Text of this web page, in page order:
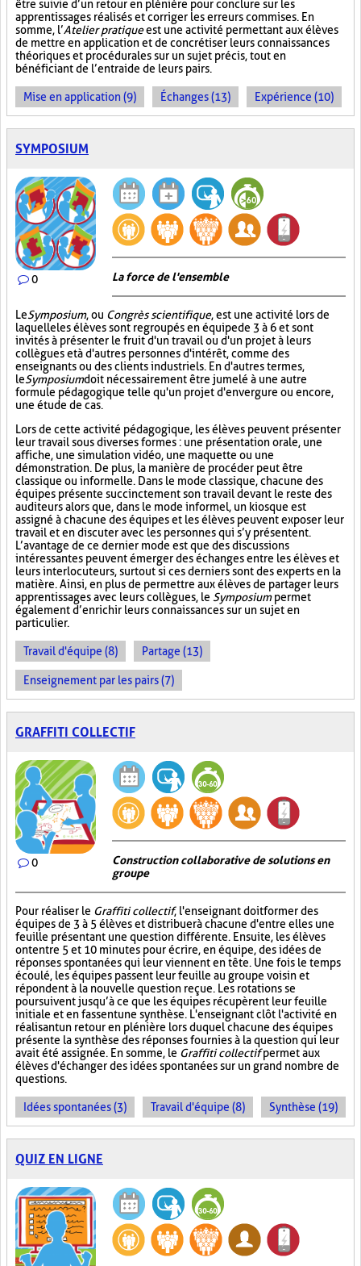
être suivie d’un retour en plénière pour conclure sur les
apprentissages réalisés et corriger les erreurs commises. En
somme, l’Atelier pratiqueest une activité permettant aux élèves
de mettre en application et de concrétiser leurs connaissances
théoriques et procédurales sur un sujet précis, tout en
bénéficiant de l’entraide de leurs pairs.
Mise en application (9) Échanges (13) Expérience (10)
SYMPOSIUM
0 La force de l'ensemble
LeSymposium, ou Congrès scientifique, est une activité lors de
laquelle les élèves sont regroupés en équipe de 3 à 6 et sont
invités à présenter le fruit d'un travail ou d'un projet à leurs
collègues et à d'autres personnes d'intérêt, comme des
enseignants ou des clients industriels. En d'autres termes,
leSymposiumdoit nécessairement être jumelé à une autre
formule pédagogique telle qu'un projet d'envergure ou encore,
une étude de cas.
Lors de cette activité pédagogique, les élèves peuvent présenter
leur travail sous diverses formes : une présentation orale, une
affiche, une simulation vidéo, une maquette ou une
démonstration. De plus, la manière de procéder peut être
classique ou informelle. Dans le mode classique, chacune des
équipes présente succinctement son travail devant le reste des
auditeurs alors que, dans le mode informel, un kiosque est
assigné à chacune des équipes et les élèves peuvent exposer leur
travail et en discuter avec les personnes qui s’y présentent.
L’avantage de ce dernier mode est que des discussions
intéressantes peuvent émerger des échanges entre les élèves et
leurs interlocuteurs, surtout si ces derniers sont des experts en la
matière. Ainsi, en plus de permettre aux élèves de partager leurs
apprentissages avec leurs collègues, le Symposiumpermet
également d’enrichir leurs connaissances sur un sujet en
particulier.
Travail d'équipe (8) Partage (13)
Enseignement par les pairs (7)
GRAFFITI COLLECTIF
0
Construction collaborative de solutions en
groupe
Pour réaliser le Graffiti collectif, l'enseignant doit former des
équipes de 3 à 5 élèves et distribuer à chacune d'entre elles une
feuille présentant une question différente. Ensuite, les élèves
ont entre 5 et 10 minutes pour écrire, en équipe, des idées de
réponses spontanées qui leur viennent en tête. Une fois le temps
écoulé, les équipes passent leur feuille au groupe voisin et
répondent à la nouvelle question reçue. Les rotations se
poursuivent jusqu’à ce que les équipes récupèrent leur feuille
initiale et en fassent une synthèse. L'enseignant clôt l'activité en
réalisant un retour en plénière lors duquel chacune des équipes
présente la synthèse des réponses fournies à la question qui leur
avait été assignée. En somme, le Graffiti collectifpermet aux
élèves d'échanger des idées spontanées sur un grand nombre de
questions.
Idées spontanées (3) Travail d'équipe (8) Synthèse (19)
QUIZ EN LIGNE